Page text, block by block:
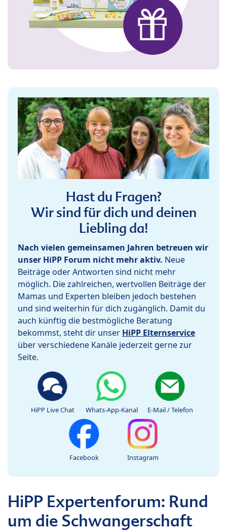
Hast du Fragen?
Wir sind für dich und deinen
Liebling da!
Nach vielen gemeinsamen Jahren betreuen wir
unser HiPP Forum nicht mehr aktiv. Neue
Beiträge oder Antworten sind nicht mehr
möglich. Die zahlreichen, wertvollen Beiträge der
Mamas und Experten bleiben jedoch bestehen
und sind weiterhin für dich zugänglich. Damit du
auch künftig die bestmögliche Beratung
bekommst, steht dir unser HiPP Elternservice
über verschiedene Kanäle jederzeit gerne zur
Seite.
HiPP Live Chat Whats-App-Kanal E-Mail / Telefon
Facebook Instagram
HiPP Expertenforum: Rund
um die Schwangerschaft